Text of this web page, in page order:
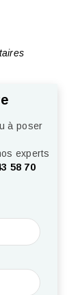
à poser
experts
58 70